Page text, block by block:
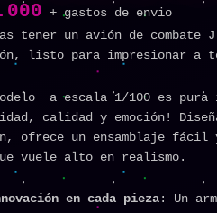
+ gastos de envio
tener un avión de
listo para impresionar a
a escala 1/100 es pura
calidad y emoción!
ofrece un ensamblaje
vuele alto en realismo.
en cada pieza: Un